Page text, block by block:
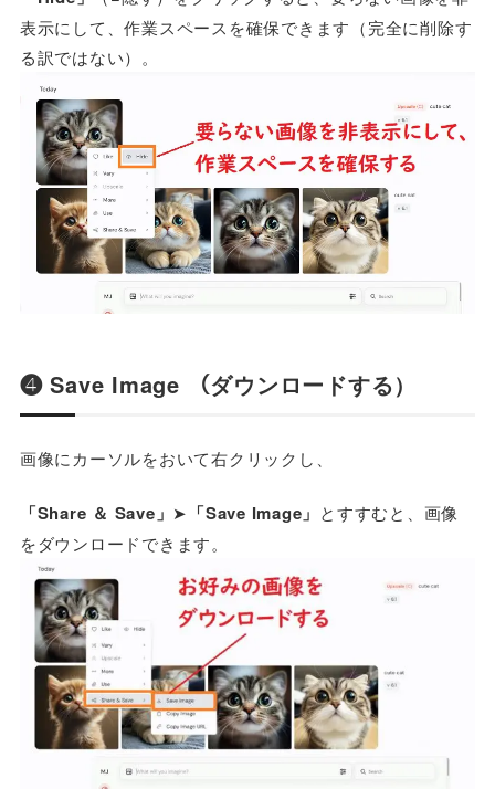
表示にして、作業スペースを確保できます（完全に削除す
る訳ではない）。
❹ Save Image （ダウンロードする）
画像にカーソルをおいて右クリックし、
「Share ＆ Save」 ➤ 「Save Image」 とすすむと、画像
をダウンロードできます。